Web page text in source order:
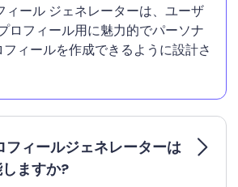
ール ジェネレーターは、ユーザ
ロフィール用に魅力的でパーソナ
ィールを作成できるように設計さ
ィールジェネレーターは
ますか?